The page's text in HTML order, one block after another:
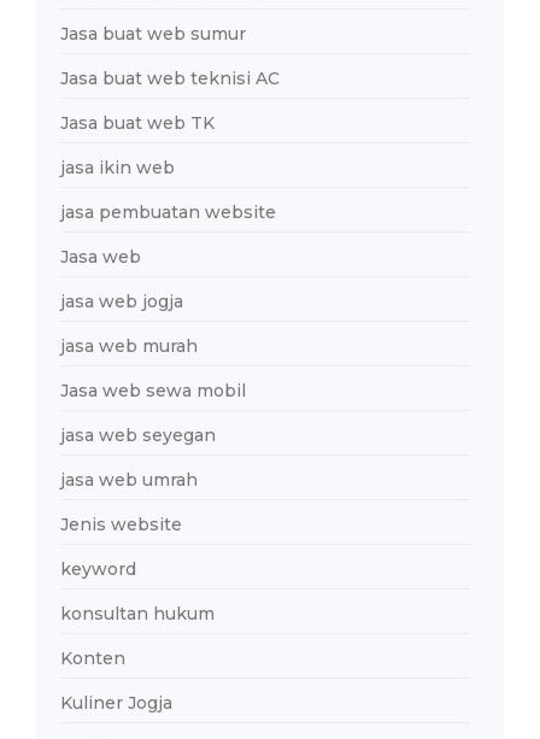
Jasa buat web sumur
Jasa buat web teknisi AC
Jasa buat web TK
jasa ikin web
jasa pembuatan website
Jasa web
jasa web jogja
jasa web murah
Jasa web sewa mobil
jasa web seyegan
jasa web umrah
Jenis website
keyword
konsultan hukum
Konten
Kuliner Jogja